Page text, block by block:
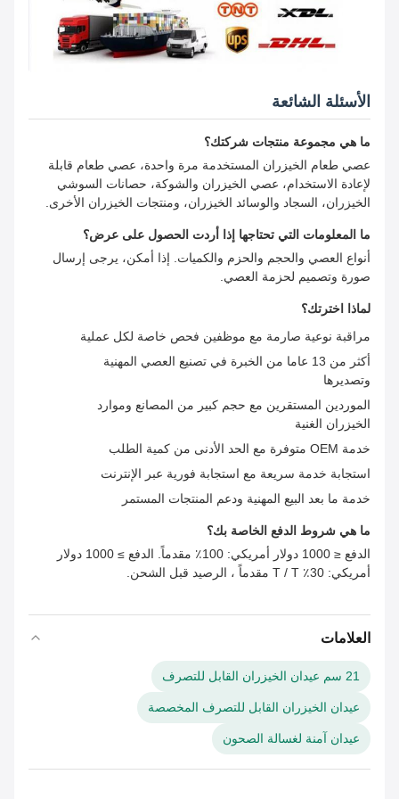
الأسئلة الشائعة
ما هي مجموعة منتجات شركتك؟
عصي طعام الخيزران المستخدمة مرة واحدة، عصي طعام قابلة
لإعادة الاستخدام، عصي الخيزران والشوكة، حصانات السوشي
الخيزران، السجاد والوسائد الخيزران، ومنتجات الخيزران الأخرى.
ما المعلومات التي تحتاجها إذا أردت الحصول على عرض؟
أنواع العصي والحجم والحزم والكميات. إذا أمكن، يرجى إرسال
صورة وتصميم لحزمة العصي.
لماذا اخترتك؟
مراقبة نوعية صارمة مع موظفين فحص خاصة لكل عملية
أكثر من 13 عاما من الخبرة في تصنيع العصي المهنية
وتصديرها
الموردين المستقرين مع حجم كبير من المصانع وموارد
الخيزران الغنية
خدمة OEM متوفرة مع الحد الأدنى من كمية الطلب
استجابة خدمة سريعة مع استجابة فورية عبر الإنترنت
خدمة ما بعد البيع المهنية ودعم المنتجات المستمر
ما هي شروط الدفع الخاصة بك؟
الدفع ≤ 1000 دولار أمريكي: 100٪ مقدماً. الدفع ≥ 1000 دولار
أمريكي: 30٪ T / T مقدماً ، الرصيد قبل الشحن.
العلامات
عيدان الخيزران القابل للتصرف المخصصة
عيدان آمنة لغسالة الصحون